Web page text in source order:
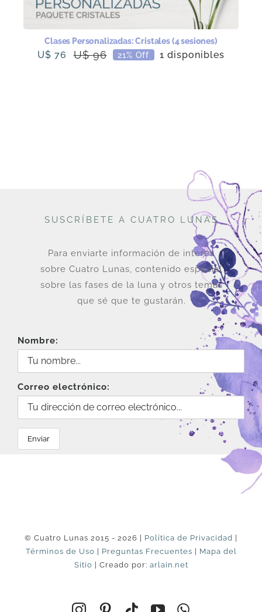
Clases Personalizadas: Cristales (4 sesiones)
U$96El
U$76
El 21% Off 1 disponibles
SUSCRÍBETE A CUATRO LUNAS
Para enviarte información de interés
sobre Cuatro Lunas, contenido especial
sobre las fases de la luna y otros temas
que sé que te gustarán.
Nombre:
Correo electrónico:
© Cuatro Lunas 2015 - 2026 | Política de Privacidad
Términos de Uso
Preguntas Frecuentes
Mapa del
Sitio | Creado por: arlain.net